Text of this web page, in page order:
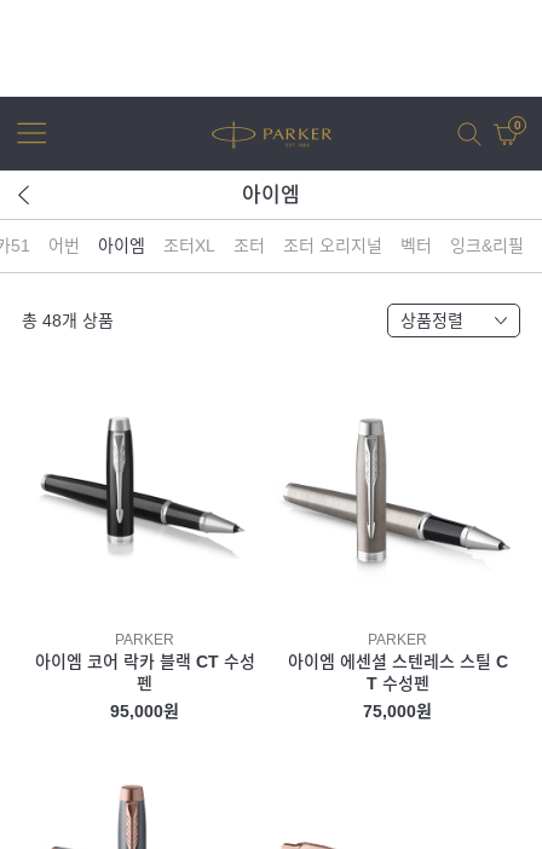
0
어번 아이엠 조터 XL 조터
아이엠
51 어번 아이엠 조터XL 조터 조터 오리지널 벡터 잉크&리필
총 48개 상품 상품정렬
PARKER
아이엠 코어 락카 블랙 CT 수성
펜
95,000원
PARKER
아이엠 에센셜 스텐레스 스틸 C
T 수성펜
75,000원